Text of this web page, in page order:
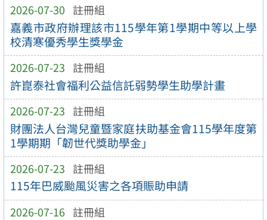
2026-07-30 註冊組
嘉義市政府辦理該市115學年第1學期中等以上學
校清寒優秀學生獎學金
2026-07-23 註冊組
許崑泰社會福利公益信託弱勢學生助學計畫
2026-07-23 註冊組
財團法人台灣兒童暨家庭扶助基金會115學年度第
1學期期「韌世代獎助學金」
2026-07-23 註冊組
115年巴威颱風災害之各項賑助申請
2026-07-16 註冊組